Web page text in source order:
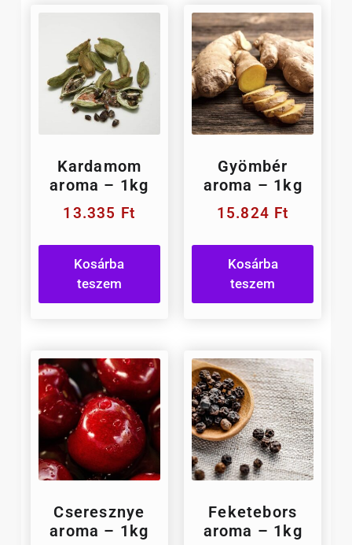
Kardamom
aroma – 1kg
13.335 Ft
Kosárba
teszem
Gyömbér
aroma – 1kg
15.824 Ft
Kosárba
teszem
Cseresznye
aroma – 1kg
Feketebors
aroma – 1kg